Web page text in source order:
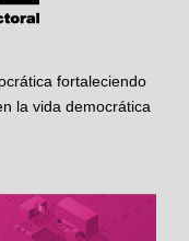
fortaleciendo
la vida democrática